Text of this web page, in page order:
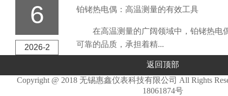
6
2026-2
铂铑热电偶：高温测量的有效工具
在高温测量的广阔领域中，铂铑热电
可靠的品质，承担着精...
返回顶部
Copyright @ 2018 无锡惠鑫仪表科技有限公司 All Rights
18061874号